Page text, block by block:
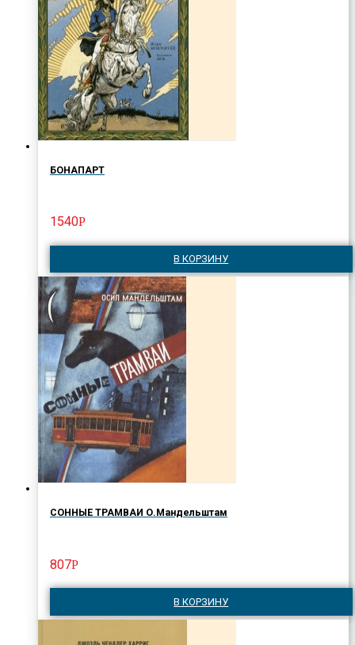
БОНАПАРТ
1540Р
В КОРЗИНУ
СОННЫЕ ТРАМВАИ О.Мандельштам
807Р
В КОРЗИНУ